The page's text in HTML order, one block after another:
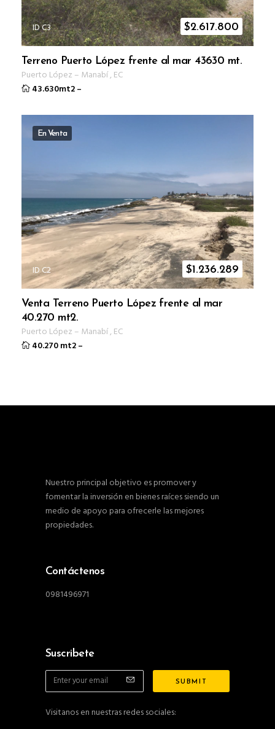
ID C3 $2.617.800
Terreno Puerto López frente al mar 43630 mt.
Puerto López – Manabí, EC
43.630mt2–
En Venta
ID C2 $1.236.289
Venta Terreno Puerto López frente al mar
40.270 mt2.
Puerto López – Manabí, EC
40.270 mt2–
Nuestro principal objetivo es promover y
fomentar la inversión en bienes raíces siendo un
medio de apoyo para ofrecerle las mejores
propiedades.
Contáctenos
0981496971
Suscribete
Visitanos en nuestras redes sociales: